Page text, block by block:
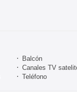
Balcón
Canales TV
Teléfono